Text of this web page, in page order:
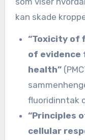
kan skade
“Toxicity of
of evidence
health”
fluoridinntak
“Principles
cellular